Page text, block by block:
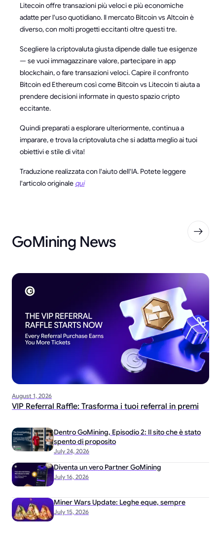
Litecoin offre transazioni più veloci e più economiche
adatte per l'uso quotidiano. Il mercato Bitcoin vs Altcoin è
diverso, con molti progetti eccitanti oltre questi tre.
Scegliere la criptovaluta giusta dipende dalle tue esigenze
— se vuoi immagazzinare valore, partecipare in app
blockchain, o fare transazioni veloci. Capire il confronto
Bitcoin ed Ethereum così come Bitcoin vs Litecoin ti aiuta a
prendere decisioni informate in questo spazio cripto
eccitante.
Quindi preparati a esplorare ulteriormente, continua a
imparare, e trova la criptovaluta che si adatta meglio ai tuoi
obiettivi e stile di vita!
Traduzione realizzata con l'aiuto dell'IA. Potete leggere
l'articolo originale qui
GoMining News
August 1, 2026
VIP Referral Raffle: Trasforma i tuoi referral in premi
July 24, 2026
Dentro GoMining, Episodio 2: Il sito che è stato
spento di proposito
July 16, 2026
Diventa un vero Partner GoMining
July 15, 2026
Miner Wars Update: Leghe eque, sempre